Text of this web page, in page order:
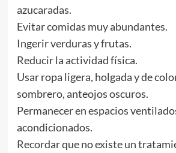
azucaradas.
Evitar comidas muy abundantes.
Ingerir verduras y frutas.
Reducir la actividad física.
Usar ropa ligera, holgada y de
sombrero, anteojos oscuros.
Permanecer en espacios
acondicionados.
Recordar que no existe un